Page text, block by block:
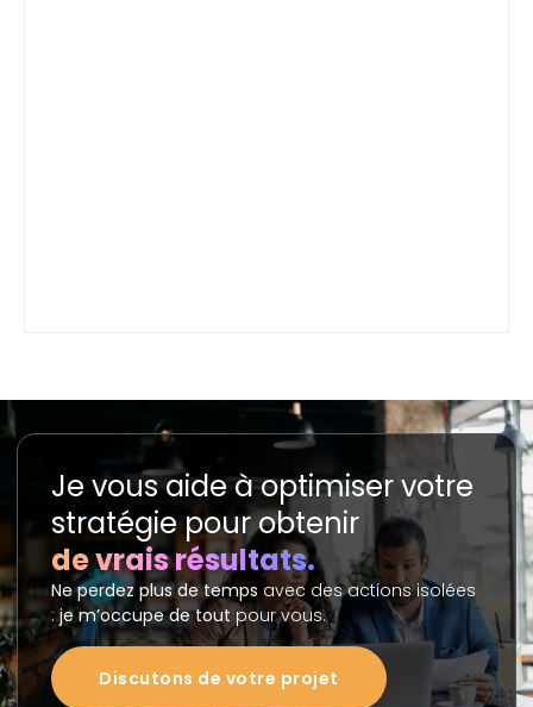
Je vous aide à optimiser votre
stratégie pour obtenir
de vrais résultats.
Ne perdez plus de temps avec des actions isolées
:je m’occupe de tout pour vous.
Discutons de votre projet